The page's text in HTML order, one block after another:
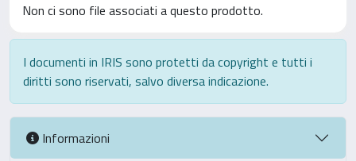
Non ci sono file associati a questo prodotto.
I documenti in IRIS sono protetti da copyright e tutti i
diritti sono riservati, salvo diversa indicazione.
Informazioni